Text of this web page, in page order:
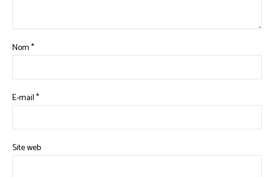
Nom*
E-mail*
Site web